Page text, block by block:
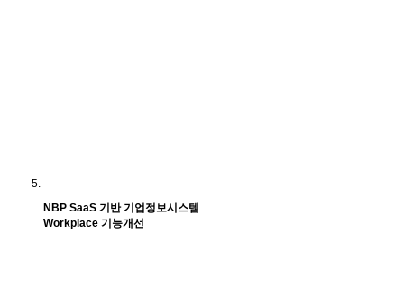
NBP SaaS 기반 기업정보시스템
Workplace 기능개선